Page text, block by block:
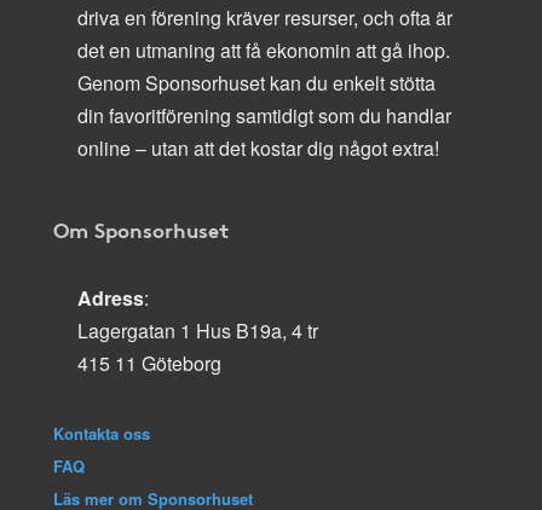
driva en förening kräver resurser, och ofta är
det en utmaning att få ekonomin att gå ihop.
Genom Sponsorhuset kan du enkelt stötta
din favoritförening samtidigt som du handlar
online – utan att det kostar dig något extra!
Om Sponsorhuset
Adress:
Lagergatan 1 Hus B19a, 4 tr
415 11 Göteborg
Kontakta oss
FAQ
Läs mer om Sponsorhuset